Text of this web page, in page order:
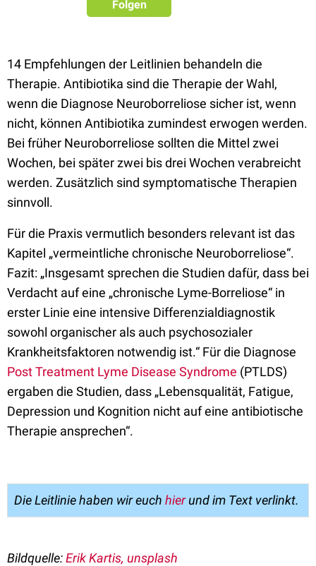
Folgen
14 Empfehlungen der Leitlinien behandeln die
Therapie. Antibiotika sind die Therapie der Wahl,
wenn die Diagnose Neuroborreliose sicher ist, wenn
nicht, können Antibiotika zumindest erwogen werden.
Bei früher Neuroborreliose sollten die Mittel zwei
Wochen, bei später zwei bis drei Wochen verabreicht
werden. Zusätzlich sind symptomatische Therapien
sinnvoll.
Für die Praxis vermutlich besonders relevant ist das
Kapitel „vermeintliche chronische Neuroborreliose“.
Fazit: „Insgesamt sprechen die Studien dafür, dass bei
Verdacht auf eine „chronische Lyme-Borreliose“ in
erster Linie eine intensive Differenzialdiagnostik
sowohl organischer als auch psychosozialer
Krankheitsfaktoren notwendig ist.“ Für die Diagnose
Post Treatment Lyme Disease Syndrome (PTLDS)
ergaben die Studien, dass „Lebensqualität, Fatigue,
Depression und Kognition nicht auf eine antibiotische
Therapie ansprechen“.
Die Leitlinie haben wir euch hierund im Text verlinkt.
Bildquelle:Erik Kartis, unsplash